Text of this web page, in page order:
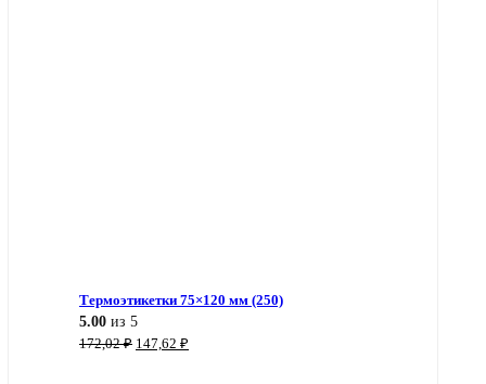
Термоэтикетки 75×120 мм (250)
5.00 из 5
172,02₽ Первоначальная
147,62 ₽